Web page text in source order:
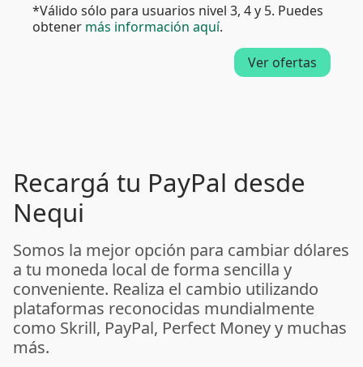
*Válido sólo para usuarios nivel 3, 4 y 5. Puedes
obtener más información aquí.
Ver ofertas
Recargá tu PayPal desde
Nequi
Somos la mejor opción para cambiar dólares
a tu moneda local de forma sencilla y
conveniente. Realiza el cambio utilizando
plataformas reconocidas mundialmente
como Skrill, PayPal, Perfect Money y muchas
más.